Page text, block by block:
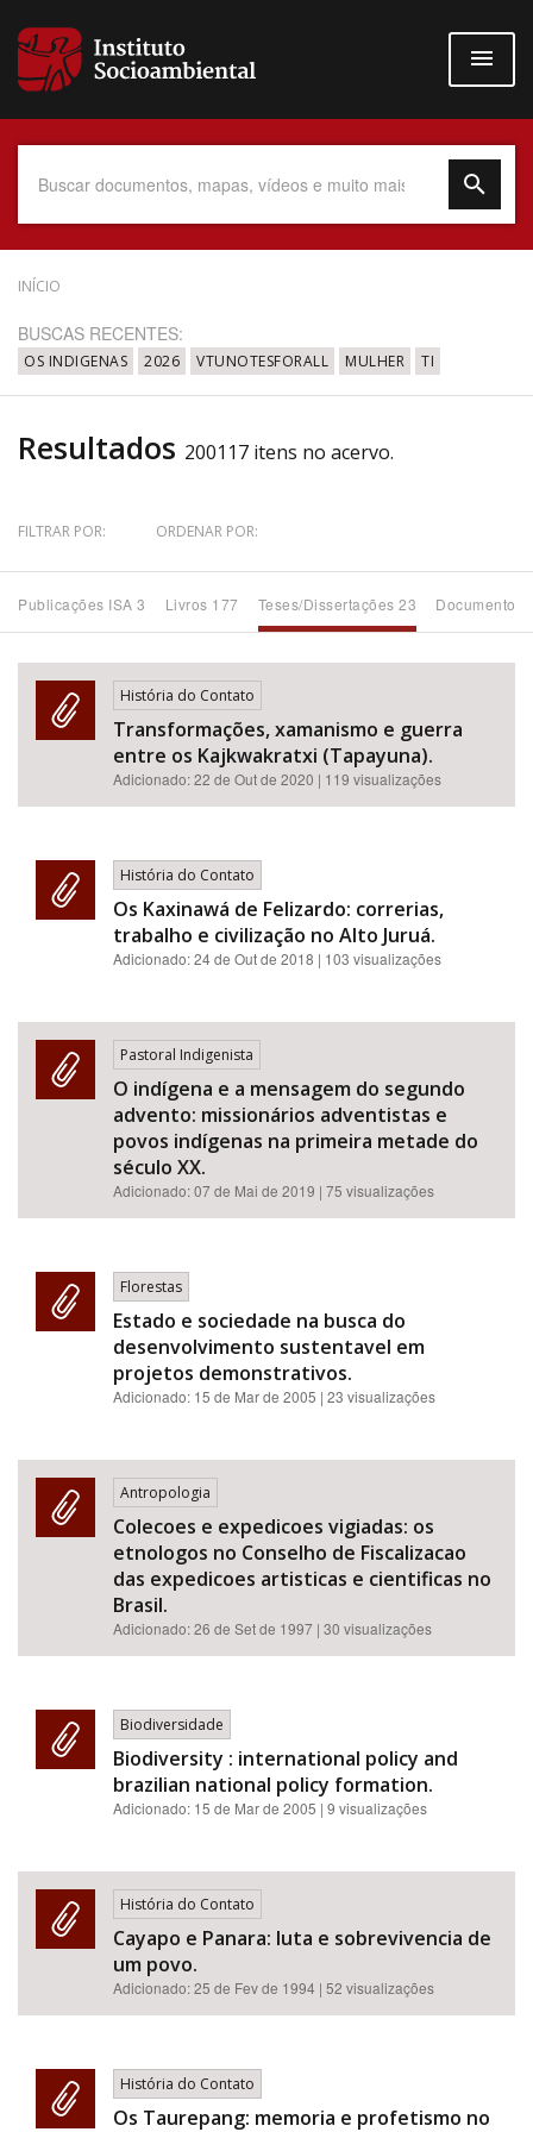
para
conteúdo
Data do Documento
Até
Povo Indígena
Subtema
Área de Levantamento
BUSCAR
INÍCIO
BUSCAS RECENTES:
OS INDIGENAS 2026 VTUNOTESFORALL MULHER TI
Resultados 200117 itens no acervo.
FILTRAR POR: ORDENAR POR:
Publicações ISA 3 Livros 177 Teses/Dissertações 23 Documentos
História do Contato
Transformações, xamanismo e guerra
entre os Kajkwakratxi (Tapayuna).
Adicionado:22 de Out de 2020 | 119 visualizações
História do Contato
Os Kaxinawá de Felizardo: correrias,
trabalho e civilização no Alto Juruá.
Adicionado:24 de Out de 2018 | 103 visualizações
Pastoral Indigenista
O indígena e a mensagem do segundo
advento: missionários adventistas e
povos indígenas na primeira metade do
século XX.
Adicionado:07 de Mai de 2019 | 75 visualizações
Florestas
Estado e sociedade na busca do
desenvolvimento sustentavel em
projetos demonstrativos.
Adicionado: 15 de Mar de 2005 | 23 visualizações
Antropologia
Colecoes e expedicoes vigiadas: os
etnologos no Conselho de Fiscalizacao
das expedicoes artisticas e cientificas no
Brasil.
Adicionado:26 de Set de 1997 | 30 visualizações
Biodiversidade
Biodiversity : international policy and
brazilian national policy formation.
Adicionado: 15 de Mar de 2005 | 9 visualizações
História do Contato
Cayapo e Panara: luta e sobrevivencia de
um povo.
Adicionado:25 de Fev de 1994 | 52 visualizações
História do Contato
Os Taurepang: memoria e profetismo no